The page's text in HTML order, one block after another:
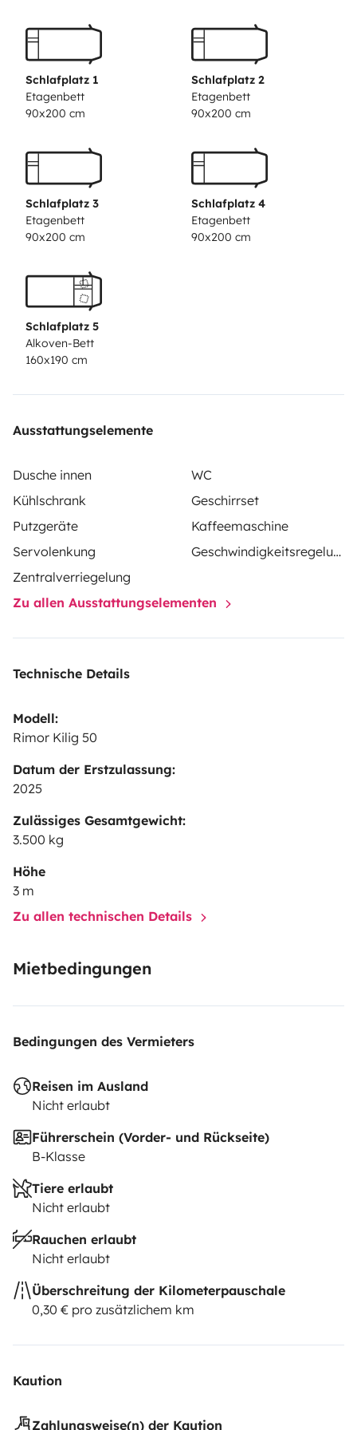
Équipé d un panneau solaire pour être autonome sur
Vaisselle, table extérieure avec chaises.
Climatisation 220v pour l espace de vie.
Nos amis les animaux ne sont pas acceptés.
Un forfait ménage peut être appliqué au retour de la
Le véhicule part avec le plein de gasoil, d eau propre et
Un emplacement pour garer votre véhicule durant
Schlafplatz 1
Etagenbett
90x200 cm
Schlafplatz 2
Etagenbett
90x200 cm
Schlafplatz 3
Etagenbett
90x200 cm
Schlafplatz 4
Etagenbett
90x200 cm
Schlafplatz 5
Alkoven-Bett
160x190 cm
Ausstattungselemente
Dusche innen
WC
Kühlschrank
Geschirrset
Putzgeräte
Kaffeemaschine
Servolenkung
Geschwindigkeitsregelung
Zentralverriegelung
Zu allen Ausstattungselementen
Technische Details
Modell:
Rimor Kilig 50
Datum der Erstzulassung:
2025
Zulässiges Gesamtgewicht:
3.500 kg
Höhe
3 m
Zu allen technischen Details
Mietbedingungen
Bedingungen des Vermieters
Reisen im Ausland
Nicht erlaubt
Führerschein (Vorder- und Rückseite)
B-Klasse
Tiere erlaubt
Nicht erlaubt
Rauchen erlaubt
Nicht erlaubt
Überschreitung der Kilometerpauschale
0,30 € pro zusätzlichem km
Kaution
Zahlungsweise(n) der Kaution